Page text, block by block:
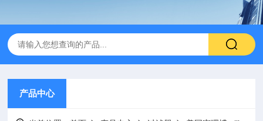
产品中心